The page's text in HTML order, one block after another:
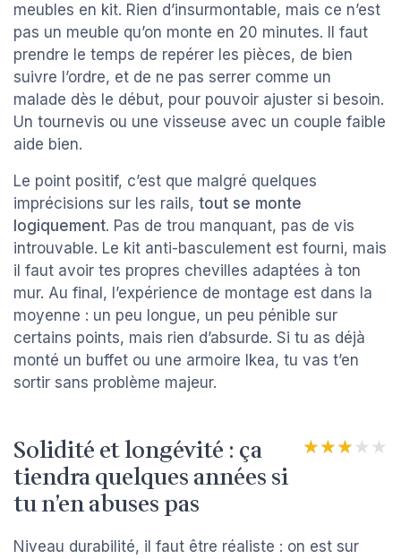
meubles en kit. Rien d’insurmontable, mais ce n’est
pas un meuble qu’on monte en 20 minutes. Il faut
prendre le temps de repérer les pièces, de bien
suivre l’ordre, et de ne pas serrer comme un
malade dès le début, pour pouvoir ajuster si besoin.
Un tournevis ou une visseuse avec un couple faible
aide bien.
Le point positif, c’est que malgré quelques
imprécisions sur les rails, tout se monte
logiquement. Pas de trou manquant, pas de vis
introuvable. Le kit anti-basculement est fourni, mais
il faut avoir tes propres chevilles adaptées à ton
mur. Au final, l’expérience de montage est dans la
moyenne : un peu longue, un peu pénible sur
certains points, mais rien d’absurde. Si tu as déjà
monté un buffet ou une armoire Ikea, tu vas t’en
sortir sans problème majeur.
Solidité et longévité : ça
tiendra quelques années si
tu n’en abuses pas
★★★★★
★★★★★
Niveau durabilité, il faut être réaliste : on est sur